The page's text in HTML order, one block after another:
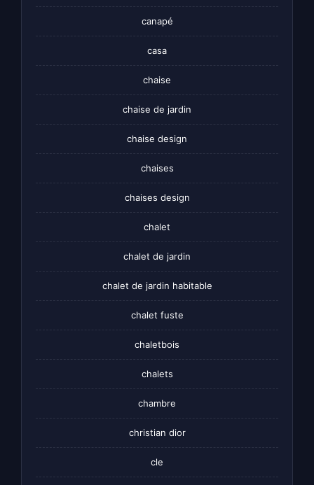
canapé
casa
chaise
chaise de jardin
chaise design
chaises
chaises design
chalet
chalet de jardin
chalet de jardin habitable
chalet fuste
chaletbois
chalets
chambre
christian dior
cle